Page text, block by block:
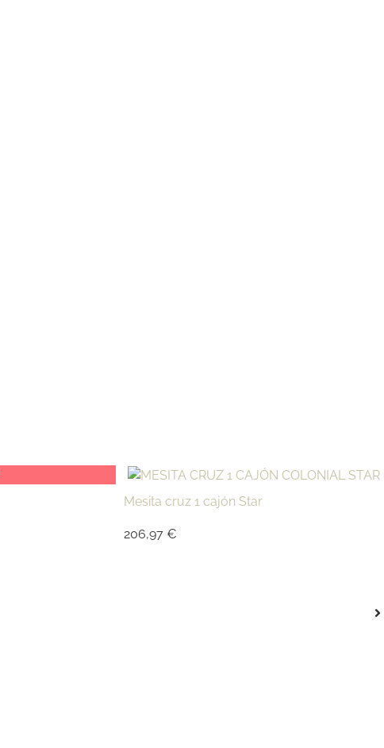
Mesita cruz 1 cajón Star
206,97 €